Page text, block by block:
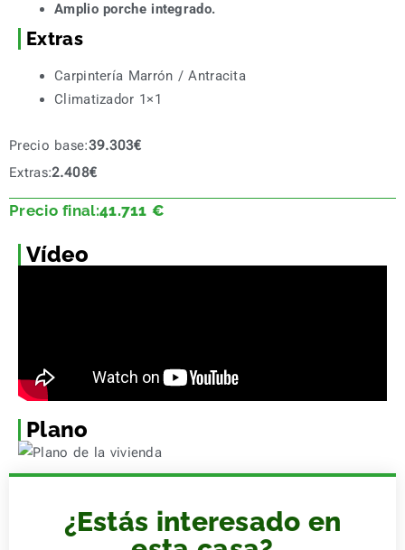
Amplio porche integrado.
Extras
Carpintería Marrón / Antracita
Climatizador 1×1
Precio base:39.303€
Extras:2.408€
Precio final:41.711€
Vídeo
Plano
¿Estás interesado en